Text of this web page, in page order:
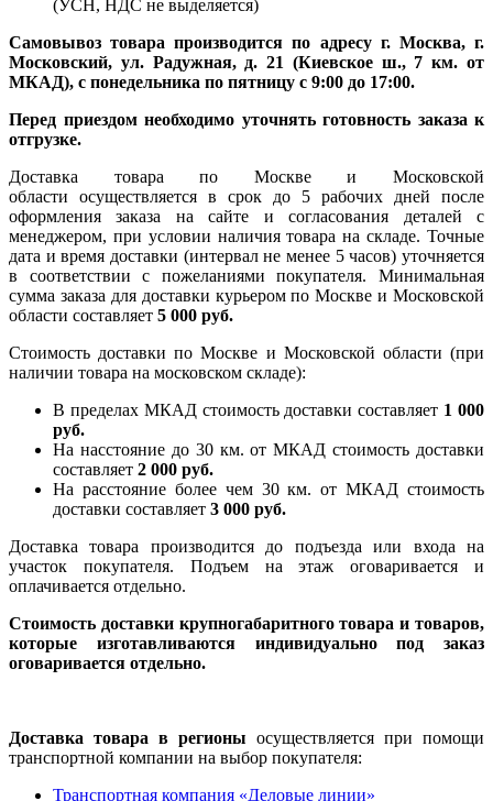
(УСН, НДС не выделяется)
Самовывоз товара производится по адресу г. Москва, г.
Московский, ул. Радужная, д. 21 (Киевское ш., 7 км. от
МКАД), с понедельника по пятницу с 9:00 до 17:00.
Перед приездом необходимо уточнять готовность заказа к
отгрузке.
Доставка товара по Москве и Московской
области осуществляется в срок до 5 рабочих дней после
оформления заказа на сайте и согласования деталей с
менеджером, при условии наличия товара на складе. Точные
дата и время доставки (интервал не менее 5 часов) уточняется
в соответствии с пожеланиями покупателя. Минимальная
сумма заказа для доставки курьером по Москве и Московской
области составляет 5 000 руб.
Стоимость доставки по Москве и Московской области (при
наличии товара на московском складе):
В пределах МКАД стоимость доставки составляет 1 000
руб.
На насcтояние до 30 км. от МКАД стоимость доставки
составляет 2 000 руб.
На расстояние более чем 30 км. от МКАД стоимость
доставки составляет 3 000 руб.
Доставка товара производится до подъезда или входа на
участок покупателя. Подъем на этаж оговаривается и
оплачивается отдельно.
Стоимость доставки крупногабаритного товара и товаров,
которые изготавливаются индивидуально под заказ
оговаривается отдельно.
Доставка товара в регионы осуществляется при помощи
транспортной компании на выбор покупателя:
Транспортная компания «Деловые линии»